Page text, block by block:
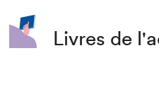
Livres de